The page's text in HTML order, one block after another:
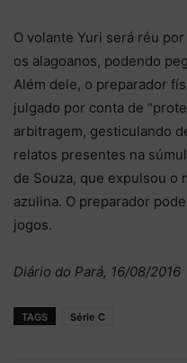
O volante Yuri será réu
os alagoanos, podendo
Além dele, o preparador
julgado por conta de
arbitragem, gesticulando
relatos presentes na
de Souza, que expulsou o
azulina. O preparador
jogos.
Diário do Pará, 16/08/2016
TAGS Série C